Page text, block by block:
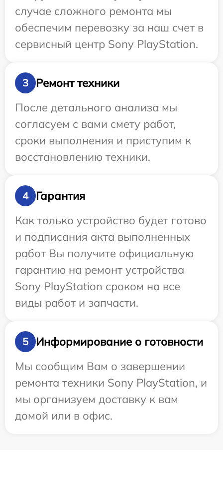
случае сложного ремонта мы
обеспечим перевозку за наш счет в
сервисный центр Sony PlayStation.
3
Ремонт техники
После детального анализа мы
согласуем с вами смету работ,
сроки выполнения и приступим к
восстановлению техники.
4
Гарантия
Как только устройство будет готово
и подписания акта выполненных
работ Вы получите официальную
гарантию на ремонт устройства
Sony PlayStation сроком на все
виды работ и запчасти.
5
Информирование о готовности
Мы сообщим Вам о завершении
ремонта техники Sony PlayStation, и
мы организуем доставку к вам
домой или в офис.